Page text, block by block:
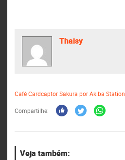
Thaisy
Café Cardcaptor Sakura por Akiba Station
Compartilhe:
Veja também: